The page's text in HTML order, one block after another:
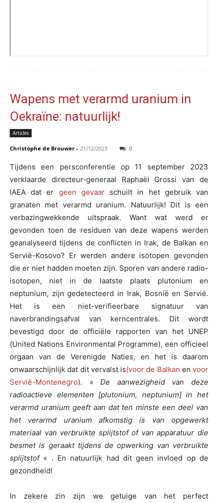
Wapens met verarmd uranium in
Oekraïne: natuurlijk!
Articles
Christophe de Brouwer - 21/12/2023 0
Tijdens een persconferentie op 11 september 2023
verklaarde directeur-generaal Raphaël Grossi van de
IAEA dat er geen gevaarschuilt in het gebruik van
granaten met verarmd uranium. Natuurlijk! Dit is een
verbazingwekkende uitspraak. Want wat werd er
gevonden toen de residuen van deze wapens werden
geanalyseerd tijdens de conflicten in Irak, de Balkan en
Servië-Kosovo? Er werden andere isotopen gevonden
die er niet hadden moeten zijn. Sporen van andere radio-
isotopen, niet in de laatste plaats plutonium en
neptunium, zijn gedetecteerd in Irak, Bosnië en Servië.
Het is een niet-verifieerbare signatuur van
naverbrandingsafval van kerncentrales. Dit wordt
bevestigd door de officiële rapporten van het UNEP
(United Nations Environmental Programme), een officieel
orgaan van de Verenigde Naties, en het is daarom
onwaarschijnlijk dat dit vervalst is(voor de Balkan en voor
Servië-Montenegro). « De aanwezigheid van deze
radioactieve elementen [plutonium, neptunium] in het
verarmd uranium geeft aan dat ten minste een deel van
het verarmd uranium afkomstig is van opgewerkt
materiaal van verbruikte splijtstof of van apparatuur die
besmet is geraakt tijdens de opwerking van verbruikte
splijtstof« . En natuurlijk had dit geen invloed op de
gezondheid!
In zekere zin zijn we getuige van het perfect